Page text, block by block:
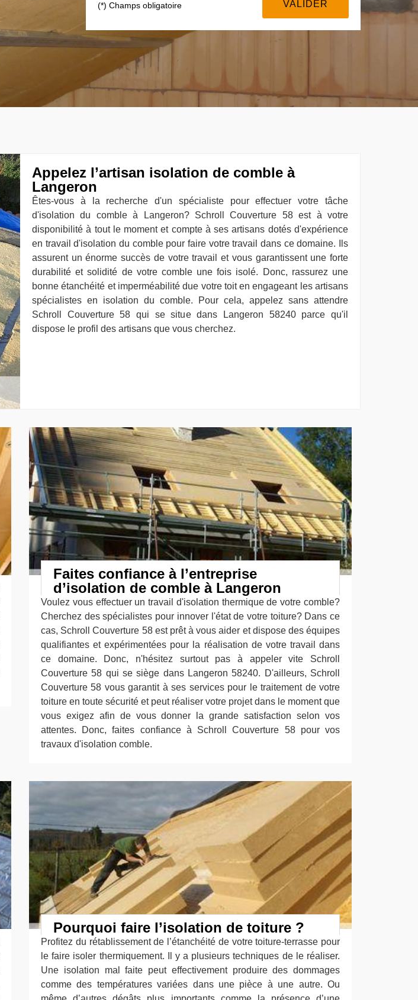
(*) Champs obligatoire
Appelez l’artisan isolation de comble à
Langeron
Êtes-vous à la recherche d'un spécialiste pour effectuer votre tâche
d'isolation du comble à Langeron? Schroll Couverture 58 est à votre
disponibilité à tout le moment et compte à ses artisans dotés d'expérience
en travail d'isolation du comble pour faire votre travail dans ce domaine. Ils
assurent un énorme succès de votre travail et vous garantissent une forte
durabilité et solidité de votre comble une fois isolé. Donc, rassurez une
bonne étanchéité et imperméabilité due votre toit en engageant les artisans
spécialistes en isolation du comble. Pour cela, appelez sans attendre
Schroll Couverture 58 qui se situe dans Langeron 58240 parce qu'il
dispose le profil des artisans que vous cherchez.
Faites confiance à l’entreprise
d’isolation de comble à Langeron
Voulez vous effectuer un travail d'isolation thermique de votre comble?
Cherchez des spécialistes pour innover l'état de votre toiture? Dans ce
cas, Schroll Couverture 58 est prêt à vous aider et dispose des équipes
qualifiantes et expérimentées pour la réalisation de votre travail dans
ce domaine. Donc, n'hésitez surtout pas à appeler vite Schroll
Couverture 58 qui se siège dans Langeron 58240. D'ailleurs, Schroll
Couverture 58 vous garantit à ses services pour le traitement de votre
toiture en toute sécurité et peut réaliser votre projet dans le moment que
vous exigez afin de vous donner la grande satisfaction selon vos
attentes. Donc, faites confiance à Schroll Couverture 58 pour vos
travaux d'isolation comble.
Pourquoi faire l’isolation de toiture ?
Profitez du rétablissement de l’étanchéité de votre toiture-terrasse pour
le faire isoler thermiquement. Il y a plusieurs techniques de le réaliser.
Une isolation mal faite peut effectivement produire des dommages
comme des températures variées dans une pièce à une autre. Ou